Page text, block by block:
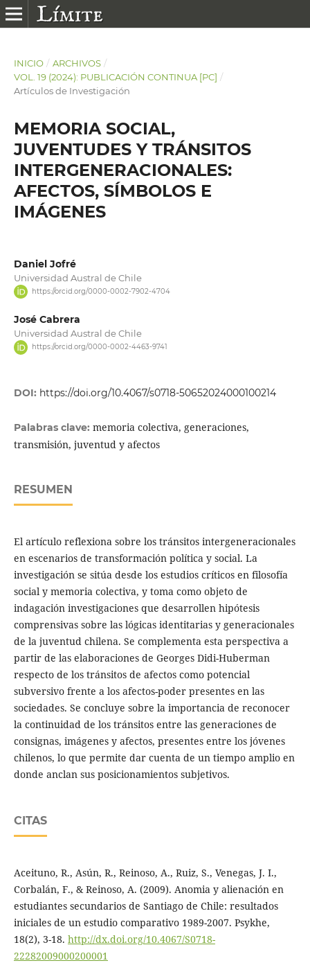
INICIO / ARCHIVOS /
VOL. 19 (2024): PUBLICACIÓN CONTINUA [PC] /
Artículos de Investigación
MEMORIA SOCIAL,
JUVENTUDES Y TRÁNSITOS
INTERGENERACIONALES:
AFECTOS, SÍMBOLOS E
IMÁGENES
Daniel Jofré
Universidad Austral de Chile
https://orcid.org/0000-0002-7902-4704
José Cabrera
Universidad Austral de Chile
https://orcid.org/0000-0002-4463-9741
DOI: https://doi.org/10.4067/s0718-50652024000100214
Palabras clave: memoria colectiva, generaciones,
transmisión, juventud y afectos
RESUMEN
El artículo reflexiona sobre los tránsitos intergeneracionales
en escenarios de transformación política y social. La
investigación se sitúa desde los estudios críticos en filosofía
social y memoria colectiva, y toma como objeto de
indagación investigaciones que desarrollen hipótesis
comprensivas sobre las lógicas identitarias y generacionales
de la juventud chilena. Se complementa esta perspectiva a
partir de las elaboraciones de Georges Didi-Huberman
respecto de los tránsitos de afectos como potencial
subversivo frente a los afectos-poder presentes en las
sociedades. Se concluye sobre la importancia de reconocer
la continuidad de los tránsitos entre las generaciones de
consignas, imágenes y afectos, presentes entre los jóvenes
chilenos, lo que permite dar cuenta de un tiempo amplio en
donde anclan sus posicionamientos subjetivos.
CITAS
Aceituno, R., Asún, R., Reinoso, A., Ruiz, S., Venegas, J. I.,
Corbalán, F., & Reinoso, A. (2009). Anomia y alienación en
estudiantes secundarios de Santiago de Chile: resultados
iniciales de un estudio comparativo 1989-2007. Psykhe,
18(2), 3-18. http://dx.doi.org/10.4067/S0718-
22282009000200001